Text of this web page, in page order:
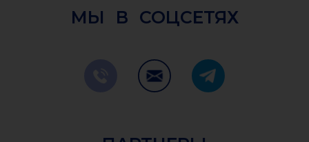
МЫ В СОЦСЕТЯХ